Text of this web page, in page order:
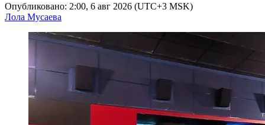
Опубликовано: 2:00, 6 авг 2026 (UTC+3 MSK)
Лола Мусаева